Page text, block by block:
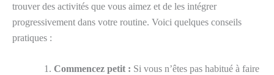
trouver des activités que vous aimez et de les intégrer
progressivement dans votre routine. Voici quelques conseils
pratiques :
Commencez petit : Si vous n’êtes pas habitué à faire